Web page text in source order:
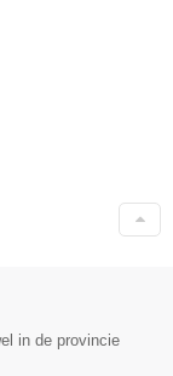
in de provincie